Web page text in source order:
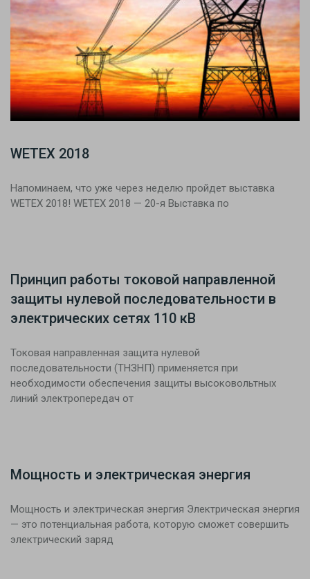
WETEX 2018
Напоминаем, что уже через неделю пройдет выставка
WETEX 2018! WETEX 2018 — 20-я Выставка по
Принцип работы токовой направленной
защиты нулевой последовательности в
электрических сетях 110 кВ
Токовая направленная защита нулевой
последовательности (ТНЗНП) применяется при
необходимости обеспечения защиты высоковольтных
линий электропередач от
Мощность и электрическая энергия
Мощность и электрическая энергия Электрическая энергия
— это потенциальная работа, которую сможет совершить
электрический заряд